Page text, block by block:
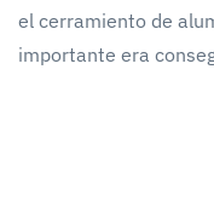
el cerramiento de
importante era